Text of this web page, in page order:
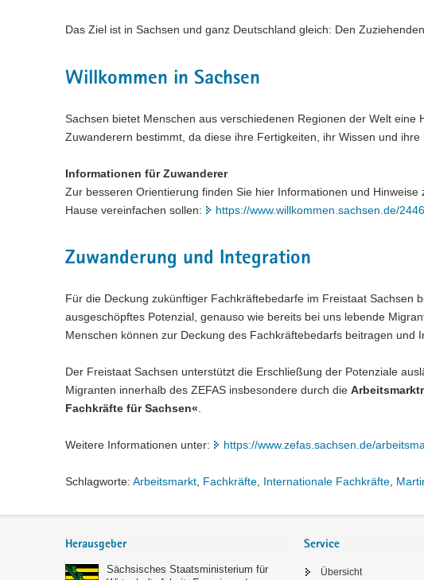
Das Ziel ist in Sachsen und ganz Deutschland gleich: Den
Willkommen in Sachsen
Sachsen bietet Menschen aus verschiedenen Regionen der Welt
Zuwanderern bestimmt, da diese ihre Fertigkeiten, ihr Wissen und
Informationen für Zuwanderer
Zur besseren Orientierung finden Sie hier Informationen und
Hause vereinfachen sollen:
https://www.willkommen.sachsen.de/
Zuwanderung und Integration
Für die Deckung zukünftiger Fachkräftebedarfe im Freistaat Sachsen
ausgeschöpftes Potenzial, genauso wie bereits bei uns lebende
Menschen können zur Deckung des Fachkräftebedarfs beitragen
Der Freistaat Sachsen unterstützt die Erschließung der Potenziale
Migranten innerhalb des ZEFAS insbesondere durch die
Fachkräfte für Sachsen«.
Weitere Informationen unter: https://www.zefas.sachsen.de/
Schlagworte: Arbeitsmarkt, Fachkräfte, Internationale Fachkräfte,
Herausgeber
Sächsisches Staatsministerium für
Service
Übersicht